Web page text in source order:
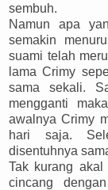
sembuh.
Namun apa
semakin
suami telah
lama Crimy
sama sekali.
mengganti
awalnya Crimy
hari saja.
disentuhnya
Tak kurang akal
cincang